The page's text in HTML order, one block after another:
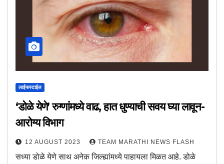
लाईफस्टाईल
‘डोळे येणे’ रुग्णांमध्ये वाढ, हात धुण्याची सवय घ्या लावून-
आरोग्य विभाग
12 AUGUST 2023 TEAM MARATHI NEWS FLASH
सध्या डोळे येणे साथ अनेक जिल्ह्यांमध्ये पाहायला मिळत आहे. डोळे